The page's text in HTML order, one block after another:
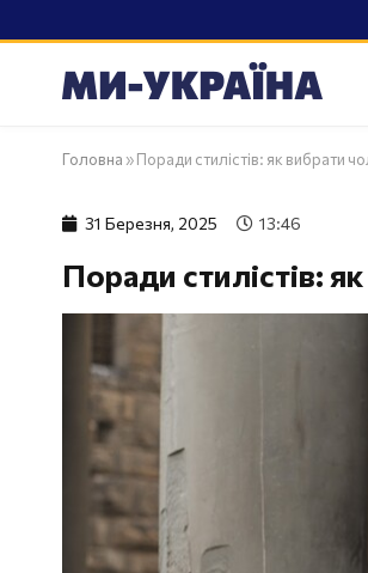
Головна »Поради стилістів: як вибрати
31 Березня, 2025 13:46
Поради стилістів: